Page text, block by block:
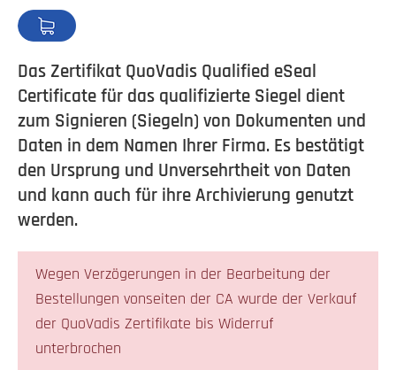
Das Zertifikat QuoVadis Qualified eSeal
Certificate für das qualifizierte Siegel dient
zum Signieren (Siegeln) von Dokumenten und
Daten in dem Namen Ihrer Firma. Es bestätigt
den Ursprung und Unversehrtheit von Daten
und kann auch für ihre Archivierung genutzt
werden.
Wegen Verzögerungen in der Bearbeitung der
Bestellungen vonseiten der CA wurde der Verkauf
der QuoVadis Zertifikate bis Widerruf
unterbrochen